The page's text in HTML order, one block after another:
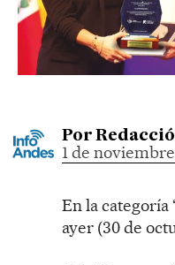
Por
1 de
En la categoría
ayer (30 de